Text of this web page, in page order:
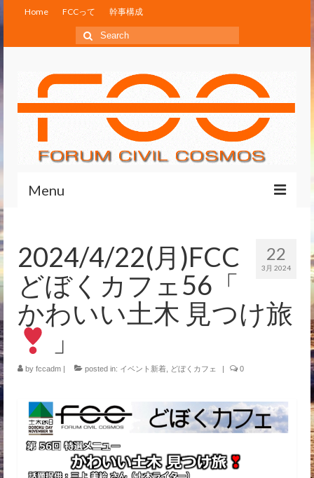
Home FCCって 幹事構成
Search
for:
Menu
FCCって
幹事構成
イベント
22
3月 2024
2024/4/22(月)FCC
どぼくカフェ56「
かわいい土木 見つけ旅
」
by fccadm | posted in: イベント新着 どぼくカフェ | 0